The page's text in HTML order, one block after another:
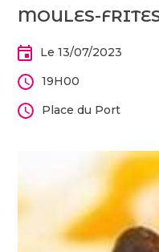
MOULES-
Le 13/07/2023
19H00
Place du Port